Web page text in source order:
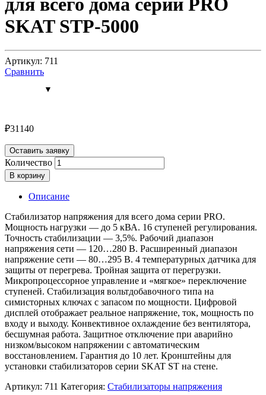
SKAT STP-5000
Артикул: 711
Сравнить
₽31140
Оставить заявку
Количество
В корзину
Описание
Стабилизатор напряжения для всего дома серии PRO.
Мощность нагрузки — до 5 кВА. 16 ступеней регулирования.
Точность стабилизации — 3,5%. Рабочий диапазон
напряжения сети — 120…280 В. Расширенный диапазон
напряжение сети — 80…295 В. 4 температурных датчика для
защиты от перегрева. Тройная защита от перегрузки.
Микропроцессорное управление и «мягкое» переключение
ступеней. Стабилизация вольтдобавочного типа на
симисторных ключах с запасом по мощности. Цифровой
дисплей отображает реальное напряжение, ток, мощность по
входу и выходу. Конвективное охлаждение без вентилятора,
бесшумная работа. Защитное отключение при аварийно
низком/высоком напряжении с автоматическим
восстановлением. Гарантия до 10 лет. Кронштейны для
установки стабилизаторов серии SKAT ST на стене.
Артикул: 711 Категория: Стабилизаторы напряжения